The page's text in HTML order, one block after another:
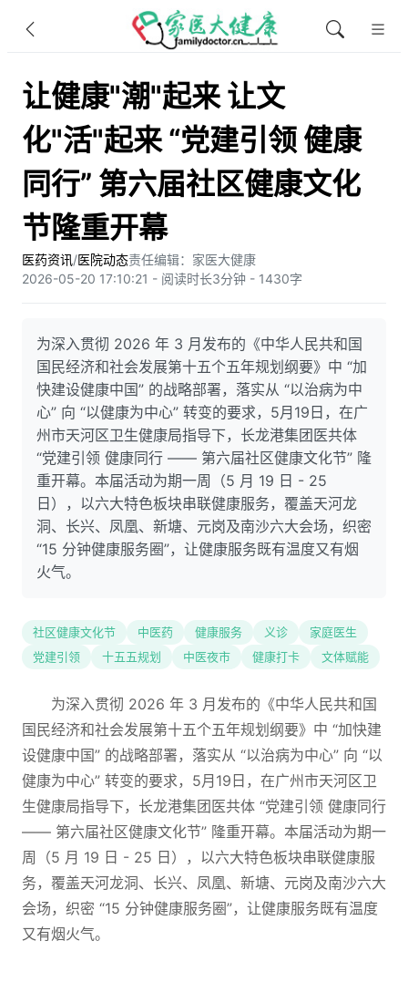
让健康"潮"起来 让文
化"活"起来 “党建引领 健康
同行” 第六届社区健康文化
节隆重开幕
医药资讯/医院动态责任编辑：家医大健康
2026-05-20 17:10:21 - 阅读时长3分钟 - 1430字
为深入贯彻 2026 年 3 月发布的《中华人民共和国
国民经济和社会发展第十五个五年规划纲要》中 “加
快建设健康中国” 的战略部署，落实从 “以治病为中
心” 向 “以健康为中心” 转变的要求，5月19日，在广
州市天河区卫生健康局指导下，长龙港集团医共体
“党建引领 健康同行 —— 第六届社区健康文化节” 隆
重开幕。本届活动为期一周（5 月 19 日 - 25
日），以六大特色板块串联健康服务，覆盖天河龙
洞、长兴、凤凰、新塘、元岗及南沙六大会场，织密
“15 分钟健康服务圈”，让健康服务既有温度又有烟
火气。
社区健康文化节 中医药 健康服务 义诊
家庭医生
党建引领
十五五规划 中医夜市 健康打卡 文体赋能
为深入贯彻 2026 年 3 月发布的《中华人民共和国
国民经济和社会发展第十五个五年规划纲要》中 “加快建
设健康中国” 的战略部署，落实从 “以治病为中心” 向 “以
健康为中心” 转变的要求，5月19日，在广州市天河区卫
生健康局指导下，长龙港集团医共体 “党建引领 健康同行
—— 第六届社区健康文化节” 隆重开幕。本届活动为期一
周（5 月 19 日 - 25 日），以六大特色板块串联健康服
务，覆盖天河龙洞、长兴、凤凰、新塘、元岗及南沙六大
会场，织密 “15 分钟健康服务圈”，让健康服务既有温度
又有烟火气。